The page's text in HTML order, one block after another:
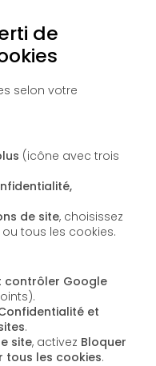
de
selon votre
(icône avec trois
de site, choisissez
tous les cookies.
contrôler Google
et
.
site, activez Bloquer
tous les cookies.